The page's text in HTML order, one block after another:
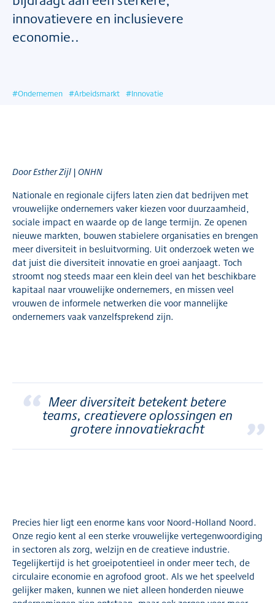
innovatievere en inclusievere
economie..
#Ondernemen #Arbeidsmarkt #Innovatie
Door Esther Zijl | ONHN
Nationale en regionale cijfers laten zien dat bedrijven met
vrouwelijke ondernemers vaker kiezen voor duurzaamheid,
sociale impact en waarde op de lange termijn. Ze openen
nieuwe markten, bouwen stabielere organisaties en brengen
meer diversiteit in besluitvorming. Uit onderzoek weten we
dat juist die diversiteit innovatie en groei aanjaagt. Toch
stroomt nog steeds maar een klein deel van het beschikbare
kapitaal naar vrouwelijke ondernemers, en missen veel
vrouwen de informele netwerken die voor mannelijke
ondernemers vaak vanzelfsprekend zijn.
“ Meer diversiteit betekent betere
teams, creatievere oplossingen en
grotere innovatiekracht ”
Precies hier ligt een enorme kans voor Noord-Holland Noord.
Onze regio kent al een sterke vrouwelijke vertegenwoordiging
in sectoren als zorg, welzijn en de creatieve industrie.
Tegelijkertijd is het groeipotentieel in onder meer tech, de
circulaire economie en agrofood groot. Als we het speelveld
gelijker maken, kunnen we niet alleen honderden nieuwe